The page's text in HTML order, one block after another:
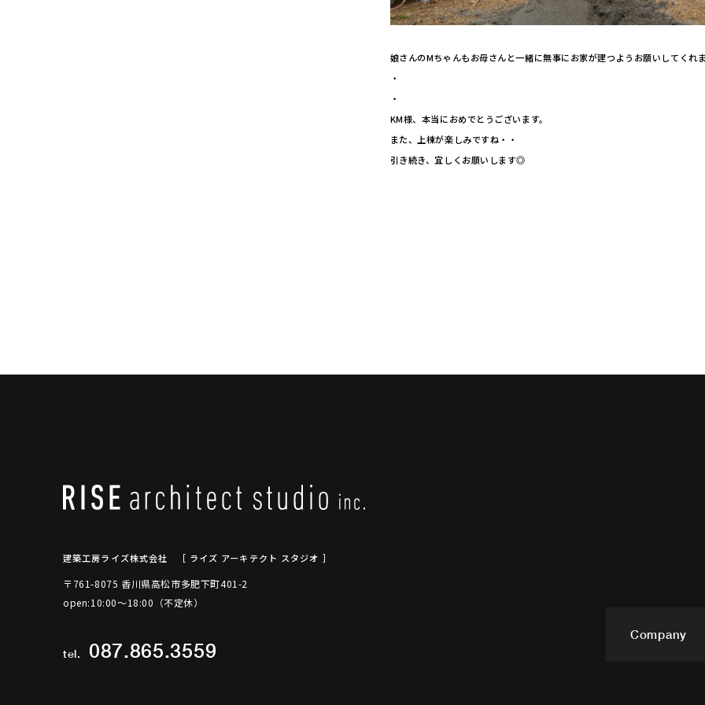
娘さんのMちゃんもお母さんと一緒に無事にお家が建つようお願いしてくれ
・
・
KM様、本当におめでとうございます。
また、上棟が楽しみですね・・
引き続き、宜しくお願いします◎
建築工房ライズ株式会社 ［ ライズ アーキテクト スタジオ ］
〒761-8075 香川県高松市多肥下町401-2
open:10:00～18:00（不定休）
tel. 087.865.3559
Company